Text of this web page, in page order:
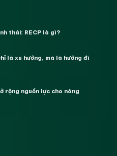
thái: RECP là gì?
là xu hướng, mà là hướng đi
rộng nguồn lực cho nông